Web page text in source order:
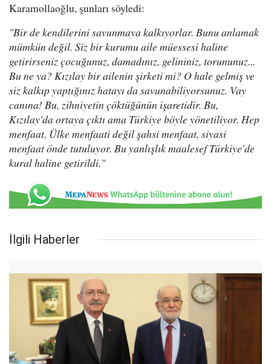
Karamollaoğlu, şunları söyledi:
"Bir de kendilerini savunmaya kalkıyorlar. Bunu anlamak
mümkün değil. Siz bir kurumu aile müessesi haline
getirirseniz çocuğunuz, damadınız, gelininiz, torununuz...
Bu ne ya? Kızılay bir ailenin şirketi mi? O hale gelmiş ve
siz kalkıp yaptığınız hatayı da savunabiliyorsunuz. Vay
canına! Bu, zihniyetin çöktüğünün işaretidir. Bu,
Kızılay'da ortaya çıktı ama Türkiye böyle yönetiliyor. Hep
menfaat. Ülke menfaati değil şahsi menfaat, siyasi
menfaat önde tutuluyor. Bu yanlışlık maalesef Türkiye'de
kural haline getirildi."
İlgili Haberler